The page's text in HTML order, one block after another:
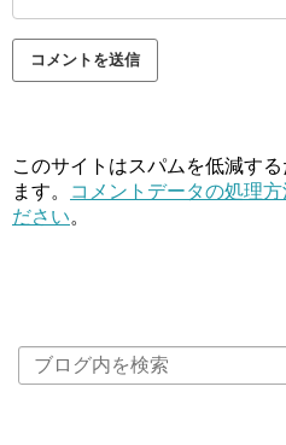
このサイトはスパムを低減す
ます。
コメントデータの処理
ださい。